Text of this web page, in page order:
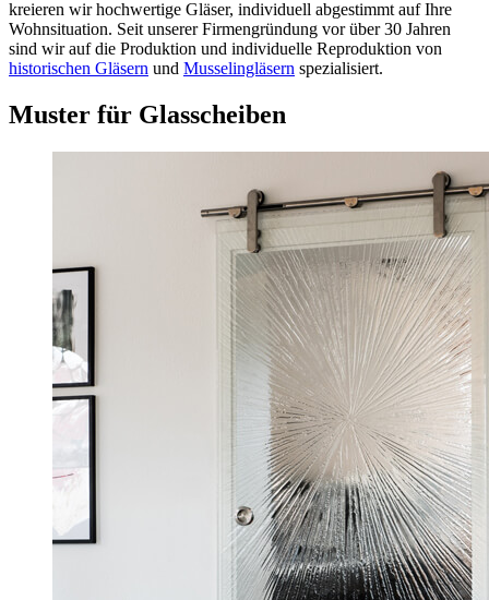
kreieren wir hochwertige Gläser, individuell abgestimmt auf Ihre
Wohnsituation. Seit unserer Firmengründung vor über 30 Jahren
sind wir auf die Produktion und individuelle Reproduktion von
historischen Gläsern und Musselingläsern spezialisiert.
Muster für Glasscheiben